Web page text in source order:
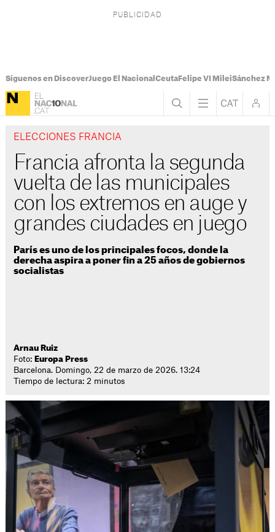
Síguenos en DiscoverJuego El Nacional CeutaFelipe VI MileiSánchez
ELECCIONES FRANCIA
Francia afronta la segunda
vuelta de las municipales
con los extremos en auge y
grandes ciudades en juego
París es uno de los principales focos, donde la
derecha aspira a poner fin a 25 años de gobiernos
socialistas
Arnau Ruiz
Foto: Europa Press
Barcelona. Domingo, 22 de marzo de 2026. 13:24
Tiempo de lectura: 2 minutos